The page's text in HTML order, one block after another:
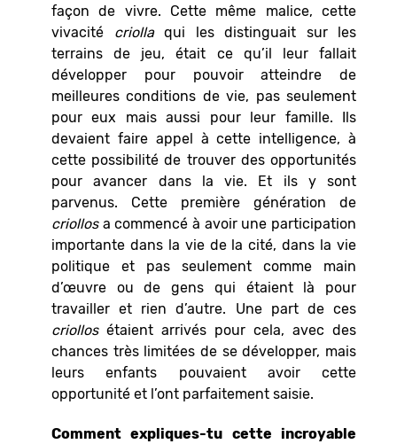
façon de vivre. Cette même malice, cette
vivacité criollaqui les distinguait sur les
terrains de jeu, était ce qu’il leur fallait
développer pour pouvoir atteindre de
meilleures conditions de vie, pas seulement
pour eux mais aussi pour leur famille. Ils
devaient faire appel à cette intelligence, à
cette possibilité de trouver des opportunités
pour avancer dans la vie. Et ils y sont
parvenus. Cette première génération de
criollosa commencé à avoir une participation
importante dans la vie de la cité, dans la vie
politique et pas seulement comme main
d’œuvre ou de gens qui étaient là pour
travailler et rien d’autre. Une part de ces
criollosétaient arrivés pour cela, avec des
chances très limitées de se développer, mais
leurs enfants pouvaient avoir cette
opportunité et l’ont parfaitement saisie.
Comment expliques-tu cette incroyable